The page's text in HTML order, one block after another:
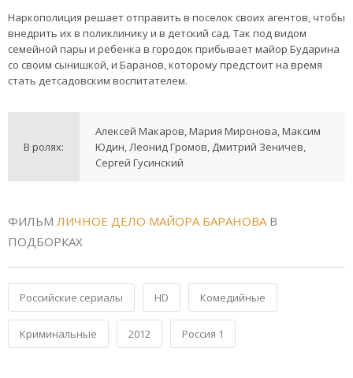
Наркополиция решает отправить в поселок своих агентов, чтобы
внедрить их в поликлинику и в детский сад. Так под видом
семейной пары и ребенка в городок прибывает майор Бударина
со своим сынишкой, и Баранов, которому предстоит на время
стать детсадовским воспитателем.
В ролях:
Алексей Макаров, Мария Миронова, Максим
Юдин, Леонид Громов, Дмитрий Зеничев,
Сергей Гусинский
ФИЛЬМ ЛИЧНОЕ ДЕЛО МАЙОРА БАРАНОВАВ
ПОДБОРКАХ
Российские сериалы HD Комедийные
Криминальные 2012 Россия 1